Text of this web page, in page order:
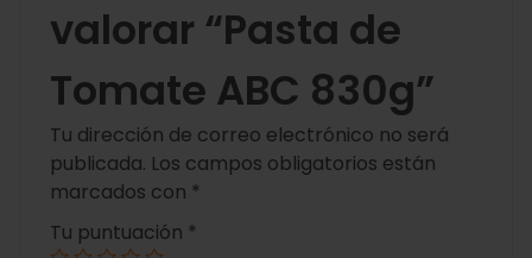
valorar “Pasta de
Tomate ABC 830g”
Tu dirección de correo electrónico no será
publicada. Los campos obligatorios están
marcados con *
Tu puntuación *